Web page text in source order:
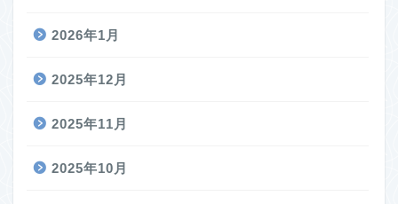
2026年1月
2025年12月
2025年11月
2025年10月